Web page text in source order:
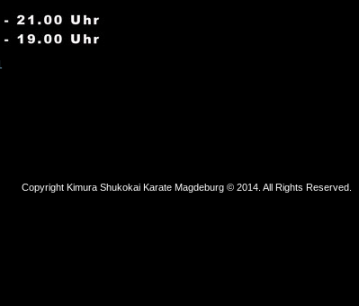
Copyright Kimura Shukokai Karate Magdeburg © 2014. All Rights Reserved.